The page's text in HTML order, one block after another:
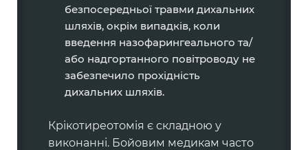
безпосередньої травми дихальних
шляхів, окрім випадків, коли
введення назофарингеального та/
або надгортанного повітроводу не
забезпечило прохідність
дихальних шляхів.
Крікотиреотомія є складною у
виконанні. Бойовим медикам часто